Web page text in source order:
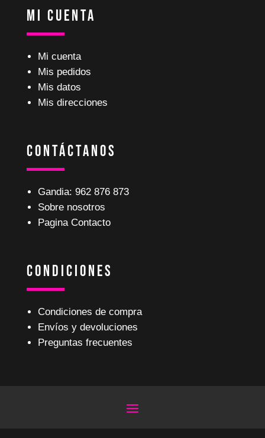
Mi Cuenta
Mi cuenta
Mis pedidos
Mis datos
Mis direcciones
Contáctanos
Gandia: 962 876 873
Sobre nosotros
Pagina Contacto
Condiciones
Condiciones de compra
Envíos y devoluciones
Preguntas frecuentes